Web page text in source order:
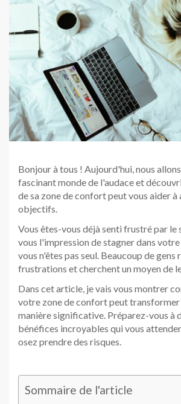
Bonjour à tous ! Aujourd'hui, nous
fascinant monde de l'audace et
de sa zone de confort peut vous aider
objectifs.
Vous êtes-vous déjà senti frustré par le
vous l'impression de stagner dans votre
vous n'êtes pas seul. Beaucoup de gens
frustrations et cherchent un moyen de
Dans cet article, je vais vous montrer
votre zone de confort peut
manière significative. Préparez-vous à
bénéfices incroyables qui vous
osez prendre des risques.
Sommaire de l'article